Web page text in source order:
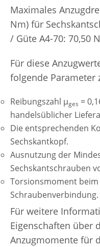
Maximales
Nm) für
/ Güte A4-70: 70,50
Für diese
folgende Parameter
Reibungszahl µges =
handelsüblicher
Die entsprechenden
Sechskantkopf.
Ausnutzung der
Sechskantschrauben
Torsionsmoment
Schraubenverbindung.
Für weitere
Eigenschaften über
Anzugmomente für